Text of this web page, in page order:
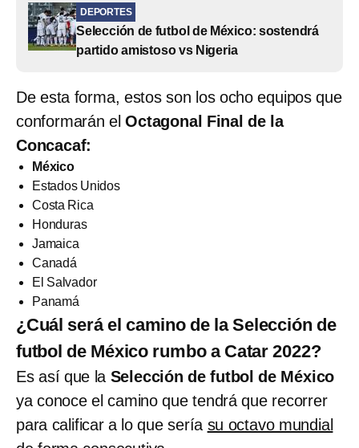
DEPORTES
Selección de futbol de México: sostendrá
partido amistoso vs Nigeria
De esta forma, estos son los ocho equipos que
conformarán elOctagonal Final de la
Concacaf:
México
Estados Unidos
Costa Rica
Honduras
Jamaica
Canadá
El Salvador
Panamá
¿Cuál será el camino de la Selección de
futbol de México rumbo a Catar 2022?
Es así que la Selección de futbol de México
ya conoce el camino que tendrá que recorrer
para calificar a lo que sería su octavo mundial